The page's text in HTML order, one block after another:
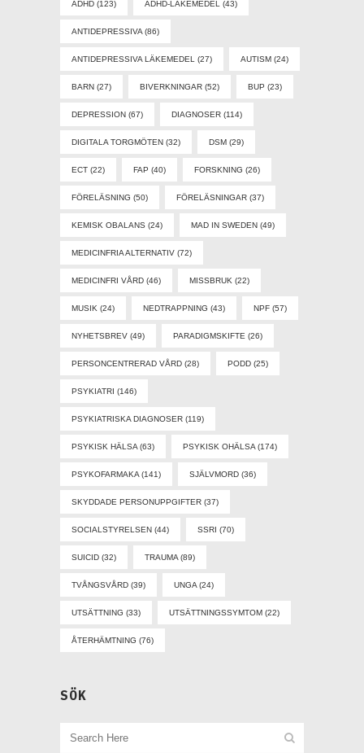
ADHD (123) ADHD-LÄKEMEDEL (43)
ANTIDEPRESSIVA (86)
ANTIDEPRESSIVA LÄKEMEDEL (27) AUTISM (24)
BARN (27) BIVERKNINGAR (52) BUP (23)
DEPRESSION (67) DIAGNOSER (114)
DIGITALA TORGMÖTEN (32) DSM (29)
ECT (22) FAP (40) FORSKNING (26)
FÖRELÄSNING (50) FÖRELÄSNINGAR (37)
KEMISK OBALANS (24) MAD IN SWEDEN (49)
MEDICINFRIA ALTERNATIV (72)
MEDICINFRI VÅRD (46) MISSBRUK (22)
MUSIK (24) NEDTRAPPNING (43) NPF (57)
NYHETSBREV (49) PARADIGMSKIFTE (26)
PERSONCENTRERAD VÅRD (28) PODD (25)
PSYKIATRI (146)
PSYKIATRISKA DIAGNOSER (119)
PSYKISK HÄLSA (63) PSYKISK OHÄLSA (174)
PSYKOFARMAKA (141) SJÄLVMORD (36)
SKYDDADE PERSONUPPGIFTER (37)
SOCIALSTYRELSEN (44) SSRI (70)
SUICID (32) TRAUMA (89)
TVÅNGSVÅRD (39) UNGA (24)
UTSÄTTNING (33) UTSÄTTNINGSSYMTOM (22)
ÅTERHÄMTNING (76)
SÖK